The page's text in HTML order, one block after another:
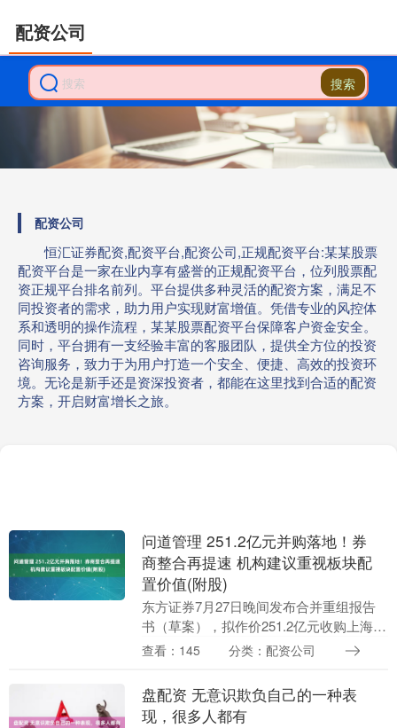
搜索
配资公司
恒汇证券配资,配资平台,配资公司,正规配资平台:某某股票
配资平台是一家在业内享有盛誉的正规配资平台，位列股票配
资正规平台排名前列。平台提供多种灵活的配资方案，满足不
同投资者的需求，助力用户实现财富增值。凭借专业的风控体
系和透明的操作流程，某某股票配资平台保障客户资金安全。
同时，平台拥有一支经验丰富的客服团队，提供全方位的投资
咨询服务，致力于为用户打造一个安全、便捷、高效的投资环
境。无论是新手还是资深投资者，都能在这里找到合适的配资
方案，开启财富增长之旅。
配资公司
问道管理 251.2亿元并购落地！券
商整合再提速 机构建议重视板块配
置价值(附股)
东方证券7月27日晚间发布合并重组报告
书（草案），拟作价251.2亿元收购上海证
券100%股权，券商并购整合进一步提速。
查看：145 分类：配资公司
盘配资 无意识欺负自己的一种表
现，很多人都有